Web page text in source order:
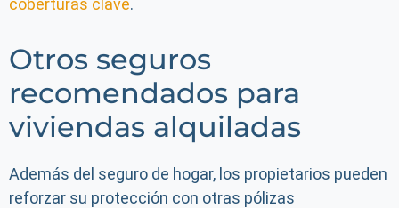
coberturas clave.
Otros seguros
recomendados para
viviendas alquiladas
Además del seguro de hogar, los propietarios pueden
reforzar su protección con otras pólizas